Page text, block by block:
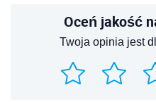
Oceń jakość
Twoja opinia jest